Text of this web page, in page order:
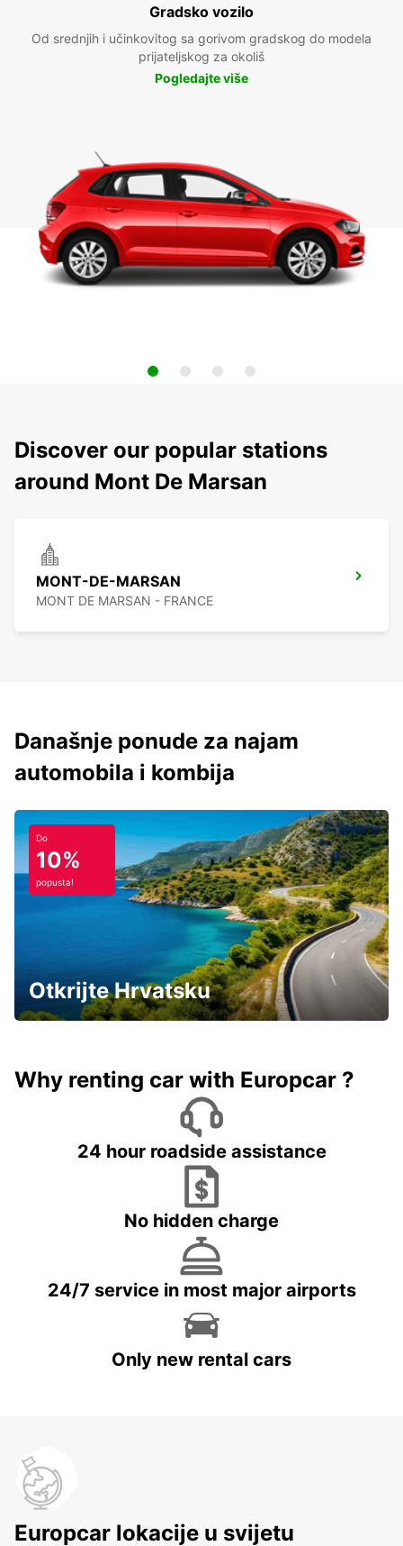
Gradsko vozilo
Od srednjih i učinkovitog sa gorivom gradskog do modela
prijateljskog za okoliš
Pogledajte više
Discover our popular stations
around Mont De Marsan
MONT-DE-MARSAN
MONT DE MARSAN - FRANCE
Današnje ponude za najam
automobila i kombija
Do
10%
popusta!
Otkrijte Hrvatsku
Why renting car with Europcar ?
24 hour roadside assistance
No hidden charge
24/7 service in most major airports
Only new rental cars
Europcar lokacije u svijetu